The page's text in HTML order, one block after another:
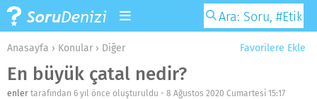
Favorilere Ekle
Anasayfa › Konular › Diğer
En büyük çatal nedir?
enler tarafından 6 yıl önce oluşturuldu - 8 Ağustos 2020 Cumartesi 15:17